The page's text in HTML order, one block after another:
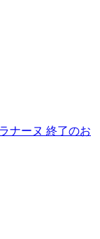
ナーヌ 終了のお